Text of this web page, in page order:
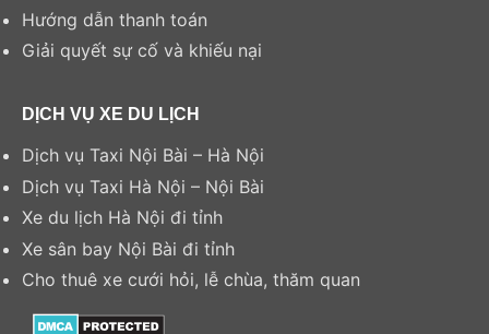
Hướng dẫn thanh toán
Giải quyết sự cố và khiếu nại
DỊCH VỤ XE DU LỊCH
Dịch vụ Taxi Nội Bài – Hà Nội
Dịch vụ Taxi Hà Nội – Nội Bài
Xe du lịch Hà Nội đi tỉnh
Xe sân bay Nội Bài đi tỉnh
Cho thuê xe cưới hỏi, lễ chùa, thăm quan